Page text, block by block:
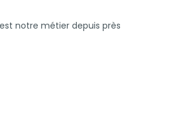
notre métier depuis près